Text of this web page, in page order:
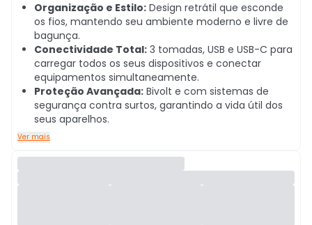
Organização e Estilo: Design retrátil que esconde
os fios, mantendo seu ambiente moderno e livre de
bagunça.
Conectividade Total: 3 tomadas, USB e USB-C para
carregar todos os seus dispositivos e conectar
equipamentos simultaneamente.
Proteção Avançada: Bivolt e com sistemas de
segurança contra surtos, garantindo a vida útil dos
seus aparelhos.
Ver mais